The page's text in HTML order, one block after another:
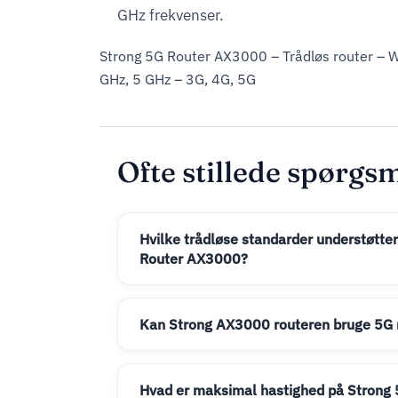
GHz frekvenser.
Strong 5G Router AX3000 – Trådløs router –
GHz, 5 GHz – 3G, 4G, 5G
Ofte stillede
Hvilke trådløse standarder
Router AX3000?
Kan Strong AX3000 routeren bruge
Hvad er maksimal hastighed på Strong